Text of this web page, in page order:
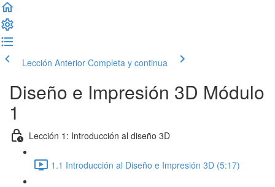
Lección Anterior Completa y continua
Diseño e Impresión 3D Módulo
1
Lección 1: Introducción al diseño 3D
1.1 Introducción al Diseño e Impresión 3D (5:17)